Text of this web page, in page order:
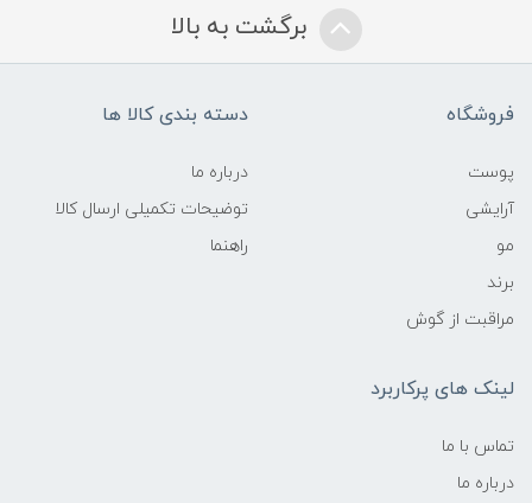
برگشت به بالا
فروشگاه
پوست
آرایشی
مو
برند
مراقبت از گوش
دسته بندی کالا ها
درباره ما
توضیحات تکمیلی ارسال کالا
راهنما
لینک های پرکاربرد
تماس با ما
درباره ما